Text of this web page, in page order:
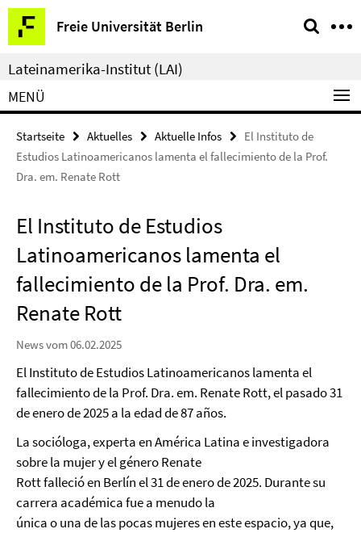
Springe
direkt
zu
Inhalt
Freie Universität Berlin
Service-
Navigation
Lateinamerika-Institut (LAI)
MENÜ
Startseite Aktuelles Aktuelle Infos
El Instituto de
Estudios Latinoamericanos lamenta el fallecimiento de la Prof.
Dra. em. Renate Rott
El Instituto de Estudios
Latinoamericanos lamenta el
fallecimiento de la Prof. Dra. em.
Renate Rott
News vom 06.02.2025
El Instituto de Estudios Latinoamericanos lamenta el
fallecimiento de la Prof. Dra. em. Renate Rott, el pasado 31
de enero de 2025 a la edad de 87 años.
La socióloga, experta en América Latina e investigadora
sobre la mujer y el género Renate
Rott falleció en Berlín el 31 de enero de 2025. Durante su
carrera académica fue a menudo la
única o una de las pocas mujeres en este espacio, ya que,